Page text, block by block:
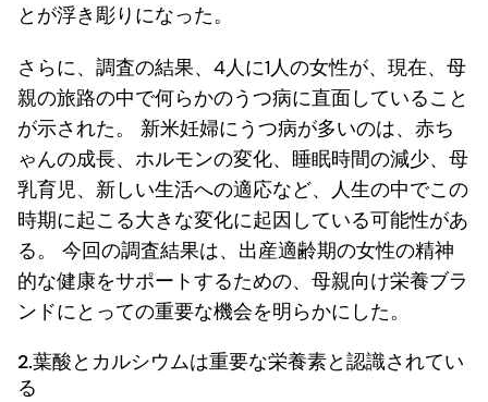
とが浮き彫りになった。
さらに、調査の結果、4人に1人の女性が、現在、母
親の旅路の中で何らかのうつ病に直面していること
が示された。 新米妊婦にうつ病が多いのは、赤ち
ゃんの成長、ホルモンの変化、睡眠時間の減少、母
乳育児、新しい生活への適応など、人生の中でこの
時期に起こる大きな変化に起因している可能性があ
る。 今回の調査結果は、出産適齢期の女性の精神
的な健康をサポートするための、母親向け栄養ブラ
ンドにとっての重要な機会を明らかにした。
2.葉酸とカルシウムは重要な栄養素と認識されてい
る